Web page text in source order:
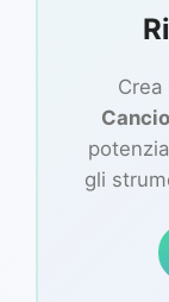
gli